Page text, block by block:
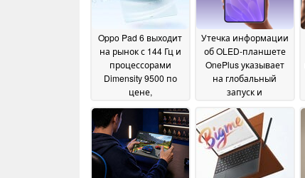
Oppo Pad 6 выходит
на рынок с 144 Гц и
процессорами
Dimensity 9500 по
цене,
25 May 2026
Утечка информации
об OLED-планшете
OnePlus указывает
на глобальный
запуск и
чипсет24 May 2026